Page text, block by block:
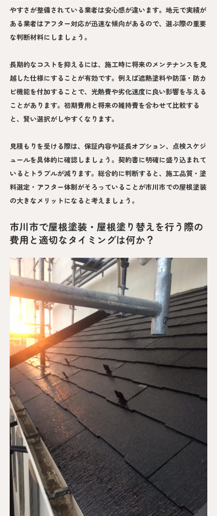
やすさが整備されている業者は安心感が違います。地元で実績が
ある業者はアフター対応が迅速な傾向があるので、選ぶ際の重要
な判断材料にしましょう。
長期的なコストを抑えるには、施工時に将来のメンテナンスを見
越した仕様にすることが有効です。例えば遮熱塗料や防藻・防カ
ビ機能を付加することで、光熱費や劣化速度に良い影響を与える
ことがあります。初期費用と将来の維持費を合わせて比較する
と、賢い選択がしやすくなります。
見積もりを受ける際は、保証内容や延長オプション、点検スケジ
ュールを具体的に確認しましょう。契約書に明確に盛り込まれて
いるとトラブルが減ります。総合的に判断すると、施工品質・塗
料選定・アフター体制がそろっていることが市川市での屋根塗装
の大きなメリットになると考えましょう。
市川市で屋根塗装・屋根塗り替えを行う際の
費用と適切なタイミングは何か？